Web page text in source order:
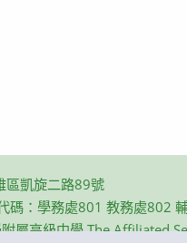
區凱旋二路89號
碼：學務處801 教務處802
屬高級中學 The Affiliated